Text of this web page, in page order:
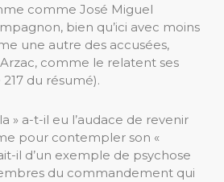
comme José Miguel
bien qu’ici avec moins
une autre des accusées,
comme le relatent ses
du résumé).
» a-t-il eu l’audace de revenir
pour contempler son «
il d’un exemple de psychose
du commandement qui